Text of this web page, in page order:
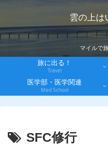
雲の上は
マイルで
旅に出る！
Travel
医学部・医学関連
Med School
SFC修行